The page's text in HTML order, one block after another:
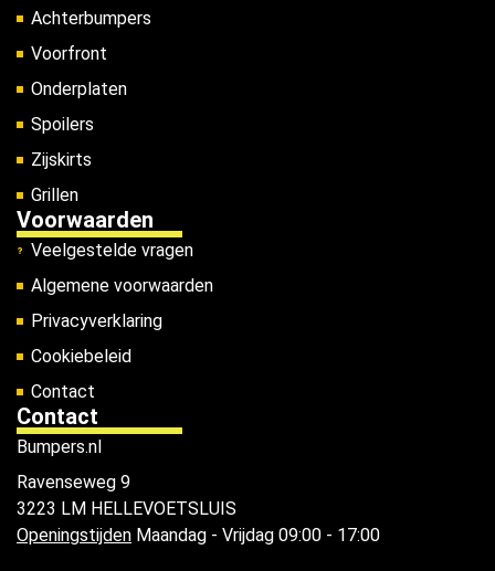
Achterbumpers
Voorfront
Onderplaten
Spoilers
Zijskirts
Grillen
Voorwaarden
Veelgestelde vragen
Algemene voorwaarden
Privacyverklaring
Cookiebeleid
Contact
Contact
Bumpers.nl
Ravenseweg 9
3223 LM HELLEVOETSLUIS
Openingstijden Maandag - Vrijdag 09:00 - 17:00